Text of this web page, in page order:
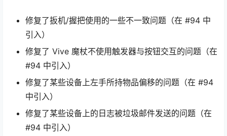
修复了扳机/握把使用的一些不一致问题（在 #94 中
引入）
修复了 Vive 魔杖不使用触发器与按钮交互的问题（在
#94 中引入）
修复了某些设备上左手所持物品偏移的问题（在 #94
中引入）
修复了某些设备上的日志被垃圾邮件发送的问题（在
#94 中引入）